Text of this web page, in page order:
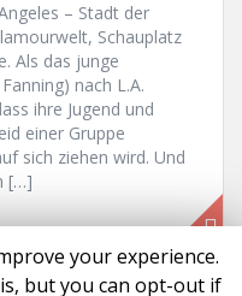
– Stadt der
Schauplatz
Als das junge
nach L.A.
ihre Jugend und
einer Gruppe
sich ziehen wird. Und
[…]
your experience.
but you can opt-out if